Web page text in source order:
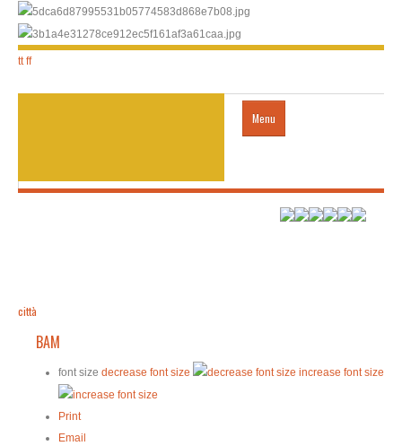
tt ff
Menu
HOTEL
visto
città
BAM
font size decrease font size increase font size
Print
Email